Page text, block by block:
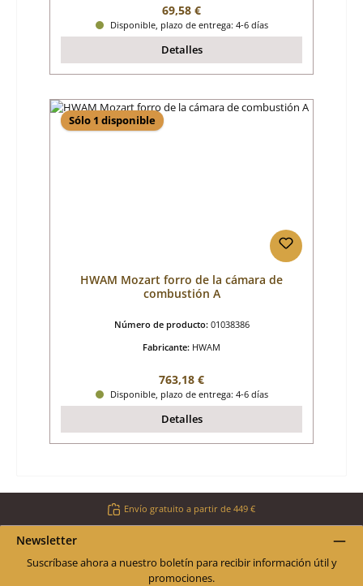
Precio normal:
69,58 €
Disponible, plazo de entrega: 4-6 días
Detalles
Sólo 1 disponible
HWAM Mozart forro de la cámara de
combustión A
Número de producto: 01038386
Fabricante: HWAM
Precio normal:
763,18 €
Disponible, plazo de entrega: 4-6 días
Detalles
Envío gratuito a partir de 449 €
Newsletter
Suscríbase ahora a nuestro boletín para recibir información útil y
promociones.